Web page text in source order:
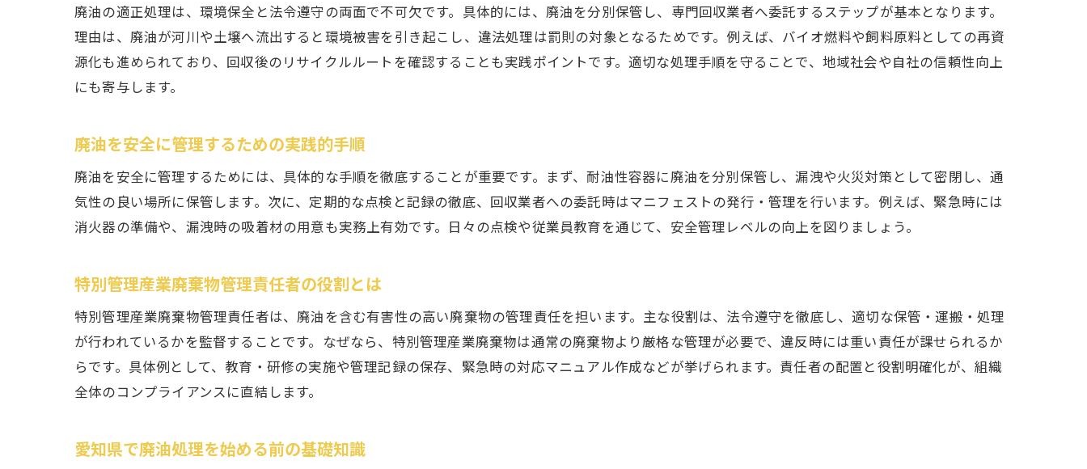
廃油保管の基本と適切な容器の選び方
特別管理産業廃棄物責任者の資格要件
廃油漏洩防止と緊急時の対応マニュアル
廃油リサイクルの最新動向と活用法
廃油リサイクルの仕組みとメリットを解説
環境経営に活きる廃油リサイクルの活用法
廃油回収で資源循環を実現するポイント
持続可能な廃油対策の今後の展望
廃油の適正処理は、環境保全と法令遵守の両面で不可欠です。具体的には、廃油を分別保管し、専門回収業者へ委託するステップが基本となります。
理由は、廃油が河川や土壌へ流出すると環境被害を引き起こし、違法処理は罰則の対象となるためです。例えば、バイオ燃料や飼料原料としての再資
源化も進められており、回収後のリサイクルルートを確認することも実践ポイントです。適切な処理手順を守ることで、地域社会や自社の信頼性向上
にも寄与します。
廃油を安全に管理するための実践的手順
廃油を安全に管理するためには、具体的な手順を徹底することが重要です。まず、耐油性容器に廃油を分別保管し、漏洩や火災対策として密閉し、通
気性の良い場所に保管します。次に、定期的な点検と記録の徹底、回収業者への委託時はマニフェストの発行・管理を行います。例えば、緊急時には
消火器の準備や、漏洩時の吸着材の用意も実務上有効です。日々の点検や従業員教育を通じて、安全管理レベルの向上を図りましょう。
特別管理産業廃棄物管理責任者の役割とは
特別管理産業廃棄物管理責任者は、廃油を含む有害性の高い廃棄物の管理責任を担います。主な役割は、法令遵守を徹底し、適切な保管・運搬・処理
が行われているかを監督することです。なぜなら、特別管理産業廃棄物は通常の廃棄物より厳格な管理が必要で、違反時には重い責任が課せられるか
らです。具体例として、教育・研修の実施や管理記録の保存、緊急時の対応マニュアル作成などが挙げられます。責任者の配置と役割明確化が、組織
全体のコンプライアンスに直結します。
愛知県で廃油処理を始める前の基礎知識